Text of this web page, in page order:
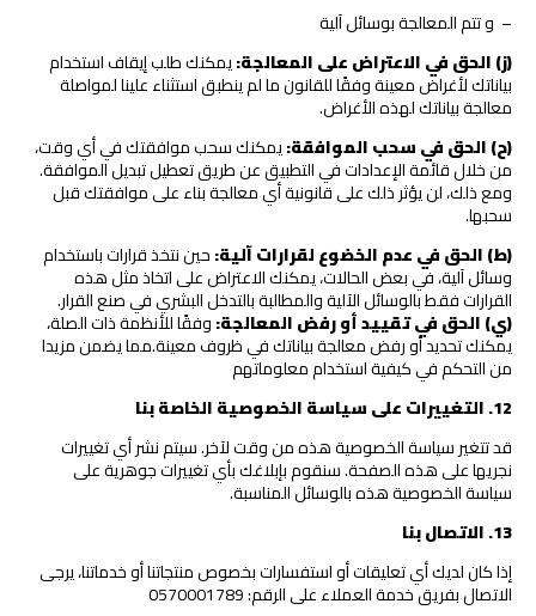
– و تتم المعالجة بوسائل آلية
(ز) الحق في الاعتراض على المعالجة:يمكنك طلب إيقاف استخدام
بياناتك لأغراض معينة وفقًا للقانون ما لم ينطبق استثناء علينا لمواصلة
معالجة بياناتك لهذه الأغراض.
(ح) الحق في سحب الموافقة:يمكنك سحب موافقتك في أي وقت،
من خلال قائمة الإعدادات في التطبيق عن طريق تعطيل تبديل الموافقة.
ومع ذلك، لن يؤثر ذلك على قانونية أي معالجة بناء على موافقتك قبل
سحبها.
(ط) الحق في عدم الخضوع لقرارات آلية:حين نتخذ قرارات باستخدام
وسائل آلية، في بعض الحالات، يمكنك الاعتراض على اتخاذ مثل هذه
القرارات فقط بالوسائل الآلية والمطالبة بالتدخل البشري في صنع القرار.
(ي) الحق في تقييد أو رفض المعالجة:وفقًا للأنظمة ذات الصلة،
يمكنك تحديد أو رفض معالجة بياناتك في ظروف معينة.مما يضمن مزيدا
من التحكم في كيفية استخدام معلوماتهم
12
.التغييرات على سياسة الخصوصية الخاصة بنا
قد تتغير سياسة الخصوصية هذه من وقت لآخر. سيتم نشر أي تغييرات
نجريها على هذه الصفحة. سنقوم بإبلاغك بأي تغييرات جوهرية على
سياسة الخصوصية هذه بالوسائل المناسبة.
13
.الاتصال بنا
إذا كان لديك أي تعليقات أو استفسارات بخصوص منتجاتنا أو خدماتنا، يرجى
الاتصال بفريق خدمة العملاء على الرقم: 0570001789